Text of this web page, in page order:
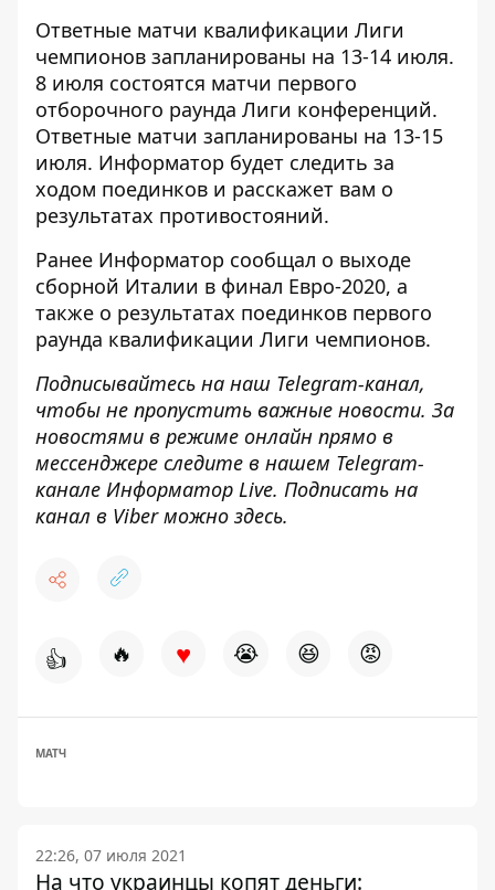
Ответные матчи квалификации Лиги
чемпионов запланированы на 13-14 июля.
8 июля состоятся матчи первого
отборочного раунда Лиги конференций.
Ответные матчи запланированы на 13-15
июля. Информатор будет следить за
ходом поединков и расскажет вам о
результатах противостояний.
Ранее Информатор сообщал о выходе
сборной Италии в финал Евро-2020, а
также о результатах поединков первого
раунда квалификации Лиги чемпионов.
Подписывайтесь на наш Telegram-канал,
чтобы не пропустить важные новости. За
новостями в режиме онлайн прямо в
мессенджере следите в нашем Telegram-
канале Информатор Live. Подписать на
канал в Viber можно здесь.
👍 🔥 ♥ 😭 😆 😡
МАТЧ
22:26, 07 июля 2021
На что украинцы копят деньги: